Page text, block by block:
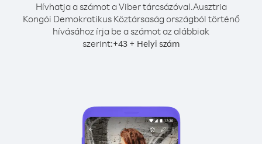
Hívhatja a számot a Viber tárcsázóval.Ausztria
Kongói Demokratikus Köztársaság országból történő
hívásához írja be a számot az alábbiak
szerint:+43 + Helyi szám